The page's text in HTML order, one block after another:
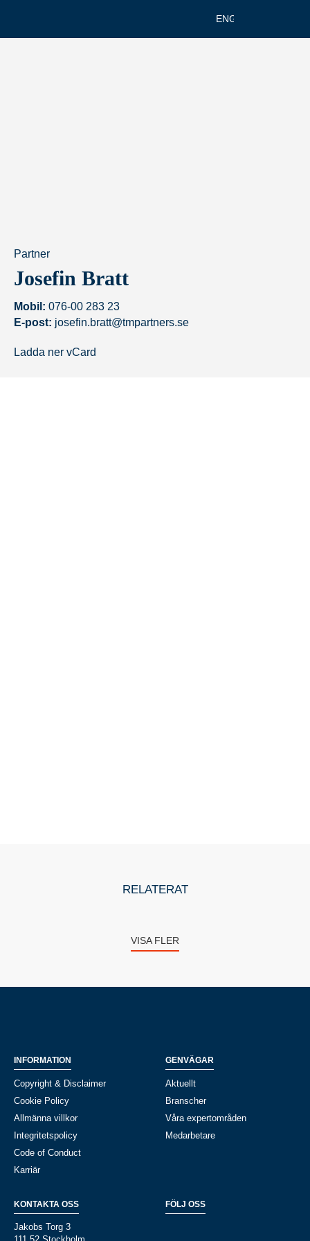
ENGELSKA
Partner
Josefin Bratt
Mobil: 076-00 283 23
E-post: josefin.bratt@tmpartners.se
Ladda ner vCard
RELATERAT
VISA FLER
INFORMATION
Copyright & Disclaimer
Cookie Policy
Allmänna villkor
Integritetspolicy
Code of Conduct
Karriär
GENVÄGAR
Aktuellt
Branscher
Våra expertområden
Medarbetare
KONTAKTA OSS
Jakobs Torg 3
FÖLJ OSS